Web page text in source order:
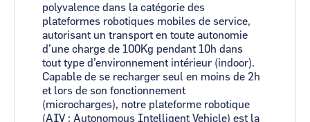
polyvalence dans la catégorie des
plateformes robotiques mobiles de service,
autorisant un transport en toute autonomie
d’une charge de 100Kg pendant 10h dans
tout type d’environnement intérieur (indoor).
Capable de se recharger seul en moins de 2h
et lors de son fonctionnement
(microcharges), notre plateforme robotique
(AIV : Autonomous Intelligent Vehicle) est la